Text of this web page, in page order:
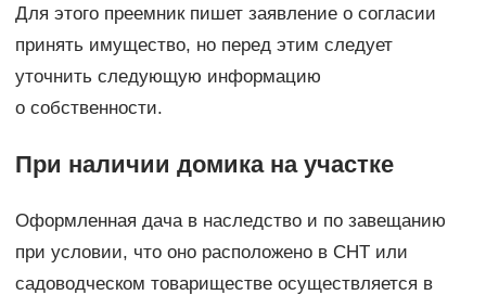
Для этого преемник пишет заявление о согласии
принять имущество, но перед этим следует
уточнить следующую информацию
о собственности.
При наличии домика на участке
Оформленная дача в наследство и по завещанию
при условии, что оно расположено в СНТ или
садоводческом товариществе осуществляется в